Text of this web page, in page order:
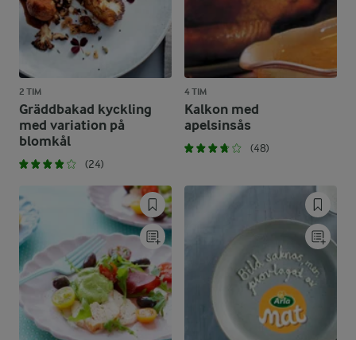
2 TIM
Gräddbakad kyckling
med variation på
blomkål
(24)
4 TIM
Kalkon med
apelsinsås
(48)